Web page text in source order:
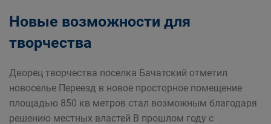
Новые возможности для
творчества
Дворец творчества поселка Бачатский отметил
новоселье Переезд в новое просторное помещение
площадью 850 кв метров стал возможным благодаря
решению местных властей В прошлом году с